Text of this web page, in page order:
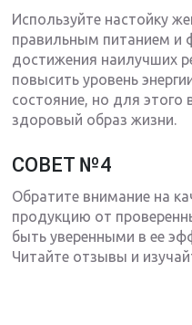
Используйте настойку
правильным питанием и
достижения наилучших
повысить уровень
состояние, но для
здоровый образ жизни.
СОВЕТ №4
Обратите внимание на
продукцию от
быть уверенными в ее
Читайте отзывы и